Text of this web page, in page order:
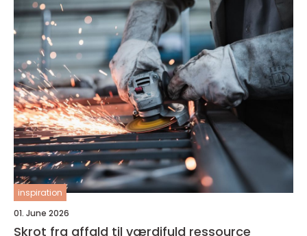
inspiration
01. June 2026
Skrot fra affald til værdifuld ressource